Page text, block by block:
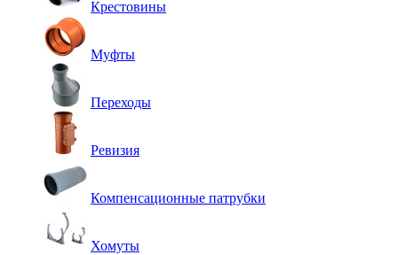
Крестовины
Муфты
Переходы
Ревизия
Компенсационные патрубки
Хомуты